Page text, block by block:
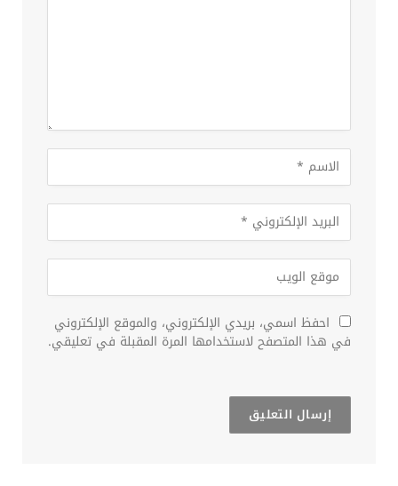
احفظ اسمي، بريدي الإلكتروني، والموقع الإلكتروني
في هذا المتصفح لاستخدامها المرة المقبلة في تعليقي.